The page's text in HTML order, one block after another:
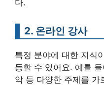
다.
2. 온라인 강사
특정 분야에 대한 지식
동할 수 있어요. 예를
악 등 다양한 주제를 가